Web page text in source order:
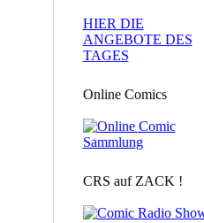
HIER DIE
ANGEBOTE DES
TAGES
Online Comics
CRS auf ZACK !